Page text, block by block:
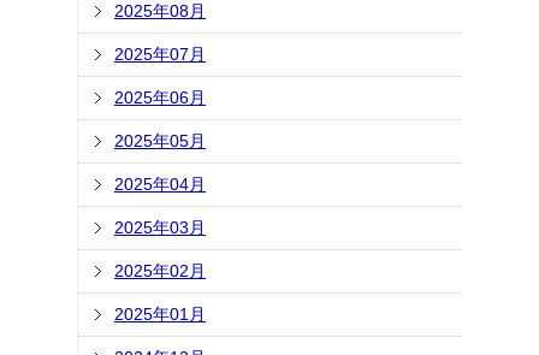
2025年08月
2025年07月
2025年06月
2025年05月
2025年04月
2025年03月
2025年02月
2025年01月